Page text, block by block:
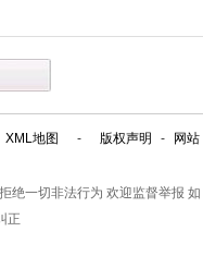
XML地图 - 版权声明 -
网站
绝一切非法行为 欢迎监督举报 如
正